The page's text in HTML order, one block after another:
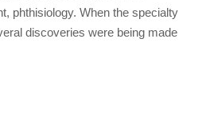
phthisiology. When the specialty
discoveries were being made